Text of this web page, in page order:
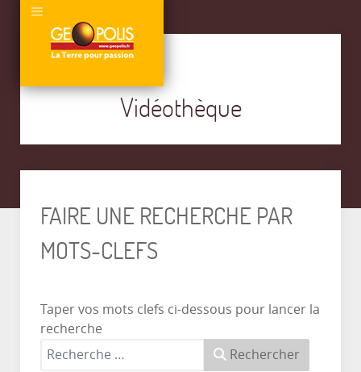
Vidéothèque
FAIRE UNE RECHERCHE PAR
MOTS-CLEFS
Taper vos mots clefs ci-dessous pour lancer la
recherche
Rechercher